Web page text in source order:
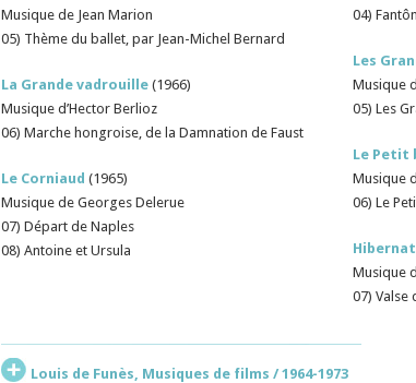
Musique de Jean Marion
05) Thème du ballet, par Jean-Michel Bernard
La Grande vadrouille(1966)
Musique d’Hector Berlioz
06) Marche hongroise, de la Damnation de Faust
Le Corniaud (1965)
Musique de Georges Delerue
07) Départ de Naples
08) Antoine et Ursula
04)
Les
Musique
05) Les
Le Petit
Musique
06) Le
Musique
07) Valse
Louis de Funès, Musiques de films / 1964-1973